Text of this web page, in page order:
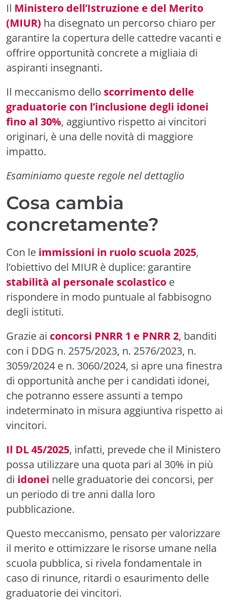
Il Ministero dell’Istruzione e del Merito
(MIUR) ha disegnato un percorso chiaro per
garantire la copertura delle cattedre vacanti e
offrire opportunità concrete a migliaia di
aspiranti insegnanti.
Il meccanismo dello scorrimento delle
graduatorie con l’inclusione degli idonei
fino al 30%, aggiuntivo rispetto ai vincitori
originari, è una delle novità di maggiore
impatto.
Esaminiamo queste regole nel dettaglio
Cosa cambia
concretamente?
Con le immissioni in ruolo scuola 2025,
l’obiettivo del MIUR è duplice: garantire
stabilità al personale scolastico e
rispondere in modo puntuale al fabbisogno
degli istituti.
Grazie ai concorsi PNRR 1 e PNRR 2, banditi
con i DDG n. 2575/2023, n. 2576/2023, n.
3059/2024 e n. 3060/2024, si apre una finestra
di opportunità anche per i candidati idonei,
che potranno essere assunti a tempo
indeterminato in misura aggiuntiva rispetto ai
vincitori.
Il DL 45/2025, infatti, prevede che il Ministero
possa utilizzare una quota pari al 30% in più
di idonei nelle graduatorie dei concorsi, per
un periodo di tre anni dalla loro
pubblicazione.
Questo meccanismo, pensato per valorizzare
il merito e ottimizzare le risorse umane nella
scuola pubblica, si rivela fondamentale in
caso di rinunce, ritardi o esaurimento delle
graduatorie dei vincitori.